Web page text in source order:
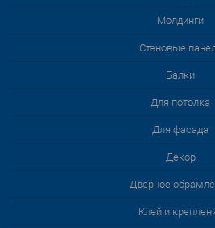
Молдинги
Стеновые
Балки
Для потолка
Для фасада
Декор
Дверное
Клей и